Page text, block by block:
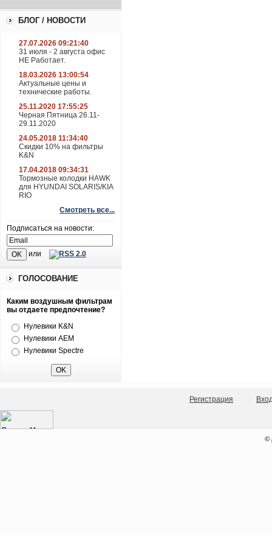
БЛОГ / НОВОСТИ
27.07.2026 09:21:40
31 июля - 2 августа офис
НЕ Работает.
18.03.2026 13:00:54
Актуальные цены и
технические работы.
25.11.2020 17:55:25
Черная Пятница 26.11-
29.11.2020
24.05.2018 11:34:40
Скидки 10% на фильтры
K&N
17.04.2018 09:34:31
Тормозные колодки HAWK
для HYUNDAI SOLARIS/KIA
RIO
Смотреть все...
Подписаться на новости:
или
ГОЛОСОВАНИЕ
Каким воздушным фильтрам
вы отдаете предпочтение?
Нулевики K&N
Нулевики AEM
Нулевики Spectre
Регистрация
©